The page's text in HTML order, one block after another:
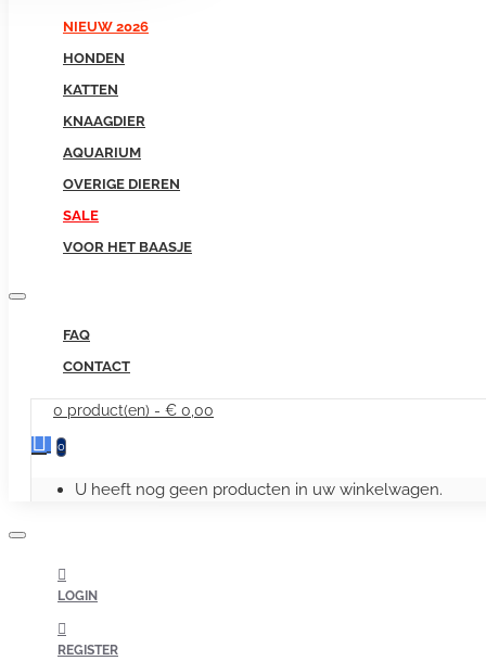
NIEUW 2026
HONDEN
KATTEN
KNAAGDIER
AQUARIUM
OVERIGE DIEREN
SALE
VOOR HET BAASJE
FAQ
CONTACT
0 product(en) - € 0,00
0
U heeft nog geen producten in uw winkelwagen.
LOGIN
REGISTER